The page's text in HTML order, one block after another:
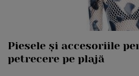
Piesele și accesoriile
petrecere pe plajă